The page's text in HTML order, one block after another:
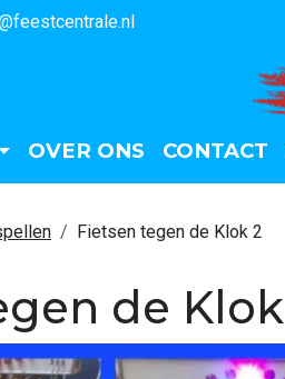
OVER ONS CONTACT
Fietsen tegen de Klok 2
de Klok